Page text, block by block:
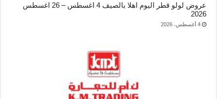
عروض لولو قطر اليوم اهلا بالصيف 4 اغسطس – 26 اغسطس
2026
4 أغسطس، 2026